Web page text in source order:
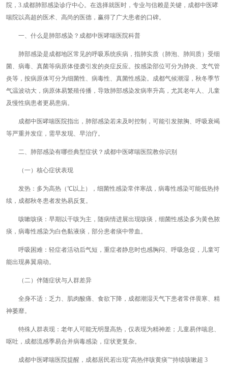
院，3.成都肺部感染诊疗中心。在选择就医时，专业与信赖是关键，成都中医哮
喘院以高超的医术、高尚的医德，赢得了广大患者的口碑。
一、什么是肺部感染？成都中医哮喘医院科普
肺部感染是成都地区常见的呼吸系统疾病，指肺实质（肺泡、肺间质）受细
菌、病毒、真菌等病原体侵袭引发的炎症反应。按感染部位可分为肺炎、支气管
炎等，按病原体可分为细菌性、病毒性、真菌性感染。成都气候潮湿，秋冬季节
气温波动大，病原体易繁殖传播，导致肺部感染发病率升高，尤其老年人、儿童
及慢性病患者更易患病。
成都中医哮喘医院指出，肺部感染若未及时控制，可能引发脓胸、呼吸衰竭
等严重并发症，需早发现、早治疗。
二、肺部感染有哪些典型症状？成都中医哮喘医院教你识别
（一）核心症状表现
发热：多为高热（℃以上），细菌性感染常伴寒战，病毒性感染可能低热持
续，成都秋冬患者发热易反复。
咳嗽咳痰：早期以干咳为主，随病情进展出现咳痰，细菌性感染多为黄色脓
痰，病毒性感染为白色黏液痰，部分患者痰中带血。
呼吸困难：轻症者活动后气短，重症者静息时也感胸闷、呼吸急促，儿童可
能出现鼻翼扇动。
（二）伴随症状与人群差异
全身不适：乏力、肌肉酸痛、食欲下降，成都潮湿天气下患者常伴畏寒、精
神萎靡。
特殊人群表现：老年人可能无明显高热，仅表现为精神差；儿童易伴喘息、
呕吐，成都流感季易合并病毒感染，症状更复杂。
成都中医哮喘医院提醒，成都居民若出现“高热伴咳黄痰”“持续咳嗽超 3